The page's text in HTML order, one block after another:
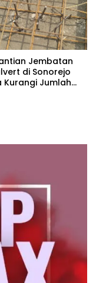
Jembatan
di Sonorejo
Kurangi Jumlah